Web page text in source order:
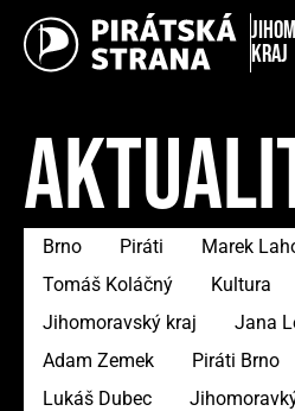
kraj
Brno Piráti
Marek
Tomáš Koláčný
Kultura
Jihomoravský kraj
Jana
Adam Zemek
Piráti Brno
Lukáš Dubec